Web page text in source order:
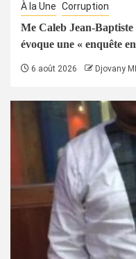
À la Une Corruption
Me Caleb Jean-
évoque une « enquête
6 août 2026 Djovany